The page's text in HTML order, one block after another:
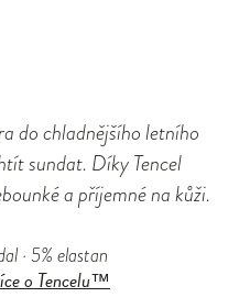
do chladnějšího letního
sundat. Díky Tencel
a příjemné na kůži.
· 5% elastan
o Tencelu™